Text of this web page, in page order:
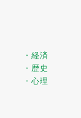
・経済
・歴史
・心理